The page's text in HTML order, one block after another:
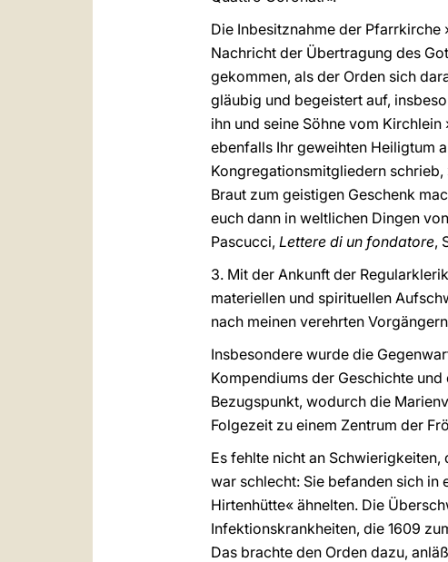
Die Inbesitznahme der Pfarrkirche
Nachricht der Übertragung des
gekommen, als der Orden sich
gläubig und begeistert auf,
ihn und seine Söhne vom
ebenfalls Ihr geweihten Heiligtum
Kongregationsmitgliedern
Braut zum geistigen Geschenk
euch dann in weltlichen Dingen
Pascucci, Lettere di un fondatore,
3. Mit der Ankunft der
materiellen und spirituellen
nach meinen verehrten
Insbesondere wurde die
Kompendiums der Geschichte
Bezugspunkt, wodurch die
Folgezeit zu einem Zentrum der
Es fehlte nicht an
war schlecht: Sie befanden sich in
Hirtenhütte« ähnelten. Die
Infektionskrankheiten, die 1609
Das brachte den Orden dazu,